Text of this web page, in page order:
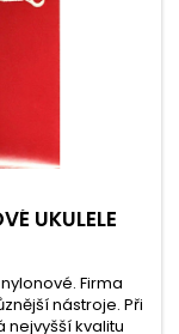
UKULELE
Firma
nástroje. Při
nejvyšší kvalitu